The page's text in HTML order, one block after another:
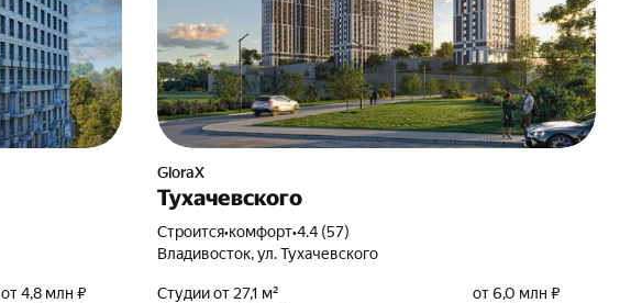
от 4,8 млн ₽
GloraX
Тухачевского
Строится•комфорт•4.4 (57)
Владивосток, ул. Тухачевского
Студии от 27,1 м²
от 6,0 млн ₽